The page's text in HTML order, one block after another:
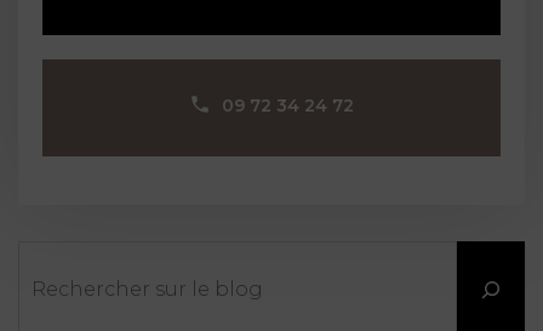
09 72 34 24 72